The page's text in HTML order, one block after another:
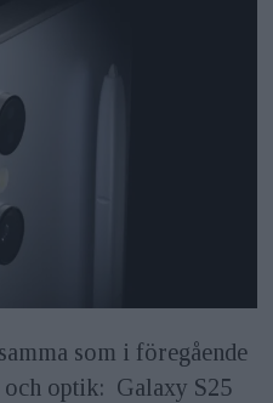
som i föregående
optik: Galaxy S25